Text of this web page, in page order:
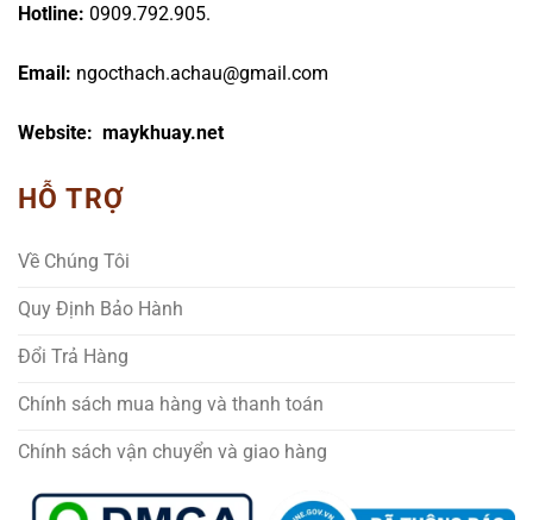
Hotline: 0909.792.905.
Email: ngocthach.achau@gmail.com
Website: maykhuay.net
HỖ TRỢ
Về Chúng Tôi
Quy Định Bảo Hành
Đổi Trả Hàng
Chính sách mua hàng và thanh toán
Chính sách vận chuyển và giao hàng